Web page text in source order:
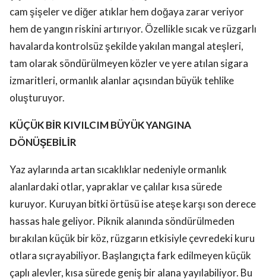
cam şişeler ve diğer atıklar hem doğaya zarar veriyor
hem de yangın riskini artırıyor. Özellikle sıcak ve rüzgarlı
havalarda kontrolsüz şekilde yakılan mangal ateşleri,
tam olarak söndürülmeyen közler ve yere atılan sigara
izmaritleri, ormanlık alanlar açısından büyük tehlike
oluşturuyor.
KÜÇÜK BİR KIVILCIM BÜYÜK YANGINA
DÖNÜŞEBİLİR
Yaz aylarında artan sıcaklıklar nedeniyle ormanlık
alanlardaki otlar, yapraklar ve çalılar kısa sürede
kuruyor. Kuruyan bitki örtüsü ise ateşe karşı son derece
hassas hale geliyor. Piknik alanında söndürülmeden
bırakılan küçük bir köz, rüzgarın etkisiyle çevredeki kuru
otlara sıçrayabiliyor. Başlangıçta fark edilmeyen küçük
çaplı alevler, kısa sürede geniş bir alana yayılabiliyor. Bu